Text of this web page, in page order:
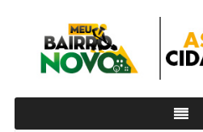
Real